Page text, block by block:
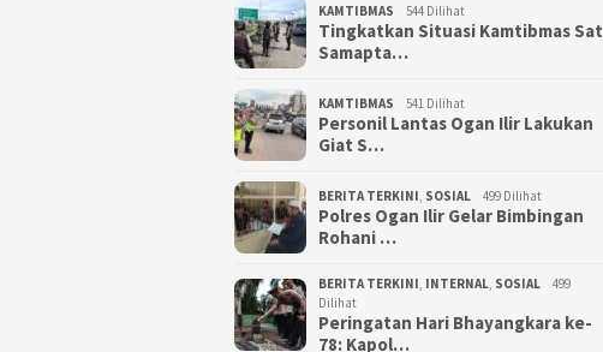
KAMTIBMAS 544 Dilihat
Tingkatkan Situasi Kamtibmas Sat
Samapta…
KAMTIBMAS 541 Dilihat
Personil Lantas Ogan Ilir Lakukan
Giat S…
BERITA TERKINI, SOSIAL 499 Dilihat
Polres Ogan Ilir Gelar Bimbingan
Rohani …
BERITA TERKINI, INTERNAL, SOSIAL
499
Dilihat
Peringatan Hari Bhayangkara ke-
78: Kapol…